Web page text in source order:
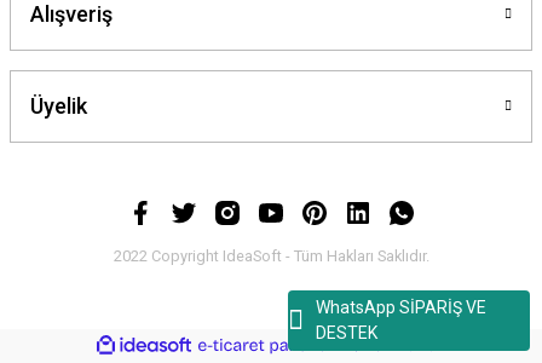
WhatsApp SİPARİŞ VE
DESTEK
Alışveriş
Üyelik
2022 Copyright IdeaSoft - Tüm Hakları Saklıdır.
ideasoft